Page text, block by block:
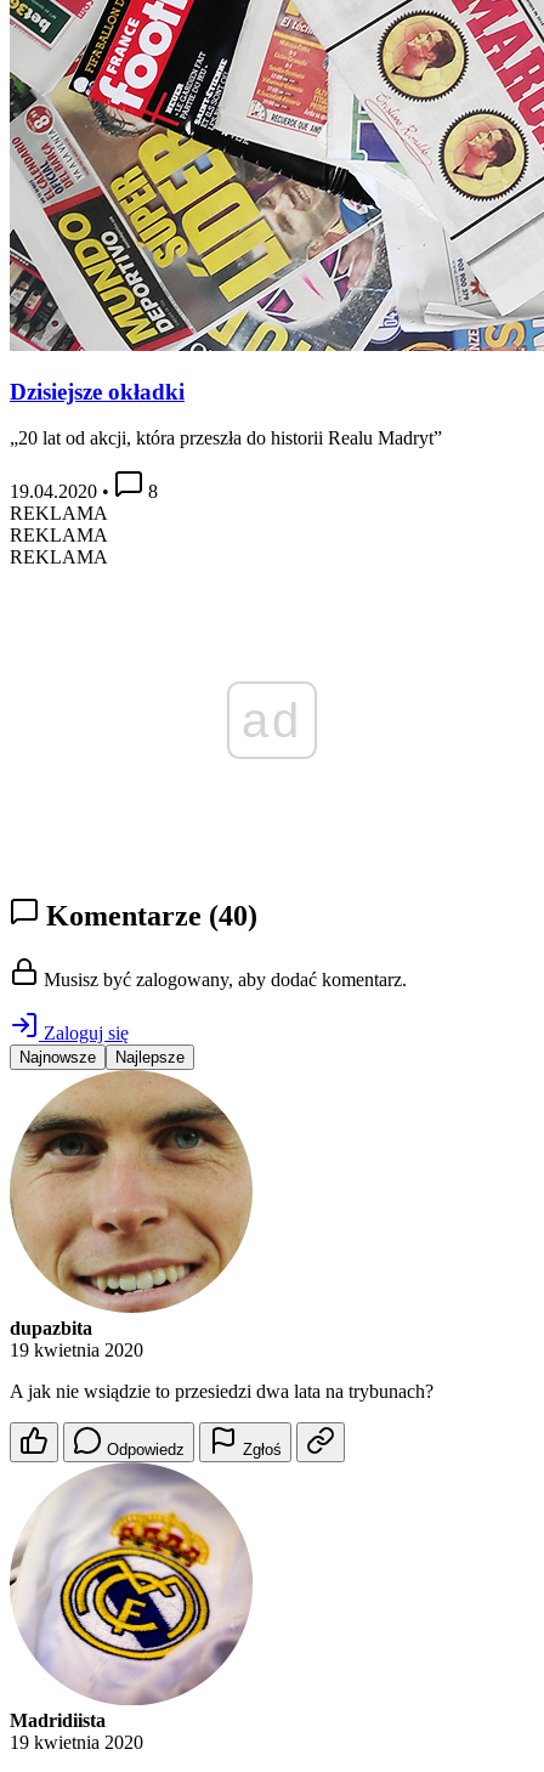
Dzisiejsze okładki
„20 lat od akcji, która przeszła do historii Realu Madryt”
19.04.2020 •
8
REKLAMA
REKLAMA
REKLAMA
ad
Komentarze (40)
Musisz być zalogowany, aby dodać komentarz.
Zaloguj się
Najnowsze Najlepsze
dupazbita
19 kwietnia 2020
A jak nie wsiądzie to przesiedzi dwa lata na trybunach?
Odpowiedz Zgłoś
Madridiista
19 kwietnia 2020